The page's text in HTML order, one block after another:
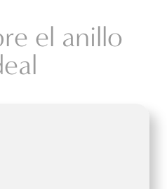
el anillo